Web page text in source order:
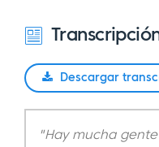
Descargar
"Hay mucha